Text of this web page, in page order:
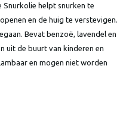
helpt snurken te
en de huig te verstevigen.
Bevat benzoë, lavendel en
uit de buurt van kinderen en
en mogen niet worden